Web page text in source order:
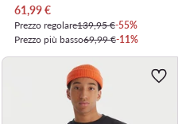
Prezzo attuale
61,99€
Prezzo regolare139,95 €-55%
Prezzo più basso69,99 €-11%